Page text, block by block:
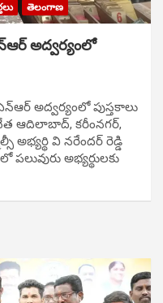
తెలంగాణ
అద్వర్యంలో
అద్వర్యంలో పుస్తకాలు
ఆదిలాబాద్, కరీంనగర్,
వి నరేందర్ రెడ్డి
అభ్యర్థులకు